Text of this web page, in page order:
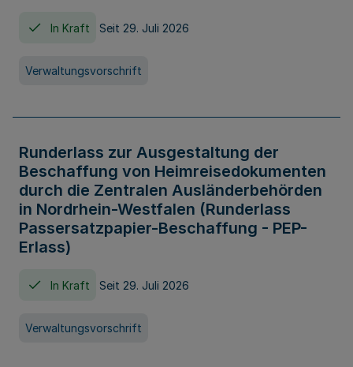
In Kraft Seit 29. Juli 2026
Verwaltungsvorschrift
Runderlass zur Ausgestaltung der
Beschaffung von Heimreisedokumenten
durch die Zentralen Ausländerbehörden
in Nordrhein-Westfalen (Runderlass
Passersatzpapier-Beschaffung - PEP-
Erlass)
In Kraft Seit 29. Juli 2026
Verwaltungsvorschrift